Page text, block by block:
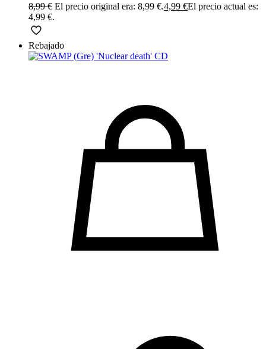
8,99€ El precio original era: 8,99 €.4,99 €El precio actual es:
4,99 €.
Rebajado